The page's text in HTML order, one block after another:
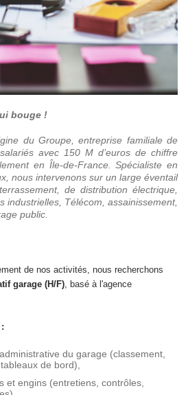
bouge !
du Groupe, entreprise familiale de
avec 150 M d’euros de chiffre
en Île-de-France. Spécialiste en
nous intervenons sur un large éventail
de distribution électrique,
industrielles, Télécom, assainissement,
public.
de nos activités, nous recherchons
garage (H/F) basé à l'agence
:
du garage (classement,
de bord),
et engins (entretiens, contrôles,